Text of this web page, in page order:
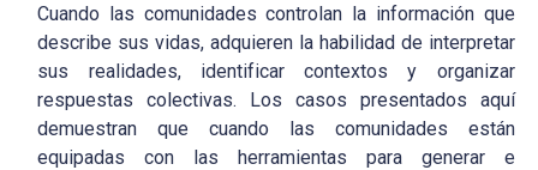
Cuando las comunidades controlan la información que
describe sus vidas, adquieren la habilidad de interpretar
sus realidades, identificar contextos y organizar
respuestas colectivas. Los casos presentados aquí
demuestran que cuando las comunidades están
equipadas con las herramientas para generar e